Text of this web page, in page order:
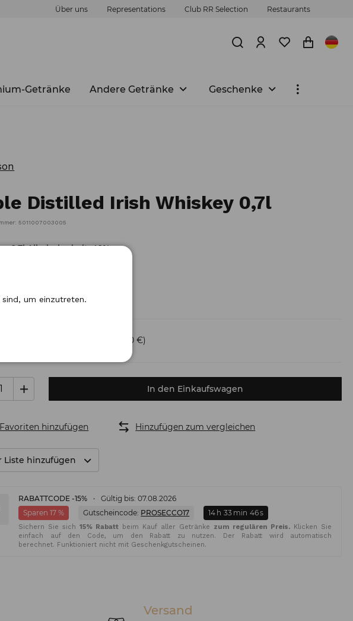
Über uns Representations Club RR Selection Restaurants
Getränke Andere Getränke Geschenke
Distilled Irish Whiskey 0,7l
5011007003005
0,7l Alkoholgehalt: 40%
06 /
(6,50 €)
In den Einkaufswagen
hinzufügen Hinzufügen zum vergleichen
Liste hinzufügen
RABATTCODE -15%
Gültig bis: 07.08.2026
Sparen 17 %
Gutscheincode: PROSECCO17 14 h 33 min 44 s
Sichern Sie sich15% Rabatt beim Kauf aller Getränke zum regulären Preis. Klicken Sie
einfach auf den Code, um den Rabatt zu nutzen. Der Rabatt wird automatisch
berechnet. Funktioniert nicht mit Geschenkgutscheinen.
Versand
um einzutreten.